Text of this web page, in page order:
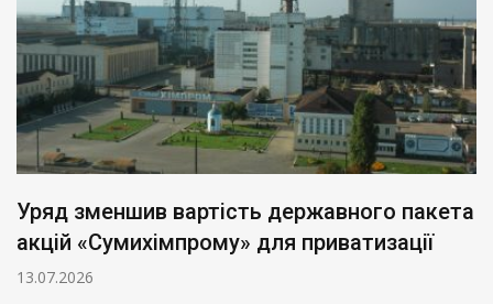
Уряд зменшив вартість державного пакета
акцій «Сумихімпрому» для приватизації
13.07.2026